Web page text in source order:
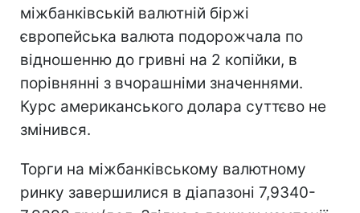
міжбанківській валютній біржі
європейська валюта подорожчала по
відношенню до гривні на 2 копійки, в
порівнянні з вчорашніми значеннями.
Курс американського долара суттєво не
змінився.
Торги на міжбанківському валютному
ринку завершилися в діапазоні 7,9340-